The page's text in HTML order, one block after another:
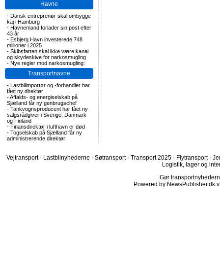
Havne
- Dansk entreprenør skal ombygge
kaj i Hamburg
- Havnemand forlader sin post efter
43 år
- Esbjerg Havn investerede 748
millioner i 2025
- Skibsfarten skal ikke være kanal
og skydeskive for narkosmugling
- Nye regler mod narkosmugling:
Transportnavne
- Lastbilimportør og -forhandler har
fået ny direktør
-Affalds- og energiselskab på
Sjælland får ny genbrugschef
- Tankvognsproducent har fået ny
salgsrådgiver i Sverige, Danmark
og Finland
- Finansdirektør i lufthavn er død
- Togselskab på Sjælland får ny
administrerende direktør
Vejtransport · Lastbilnyhederne · Søtransport · Transport 2025 · Flytransport ·
Logistik, lager og
Gør
Powered by NewsPublisher.dk